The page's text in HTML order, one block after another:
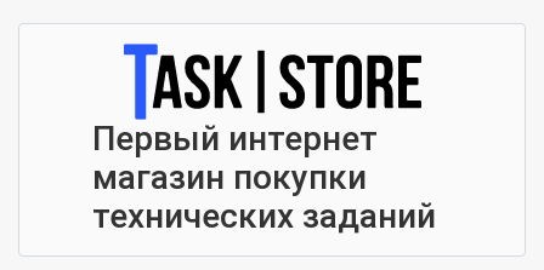
Первый интернет
магазин покупки
технических заданий